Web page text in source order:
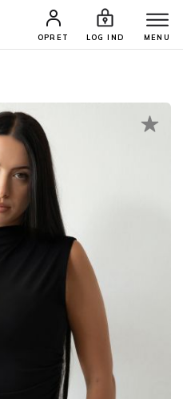
OPRET LOG IND MENU
SØG PROFIL